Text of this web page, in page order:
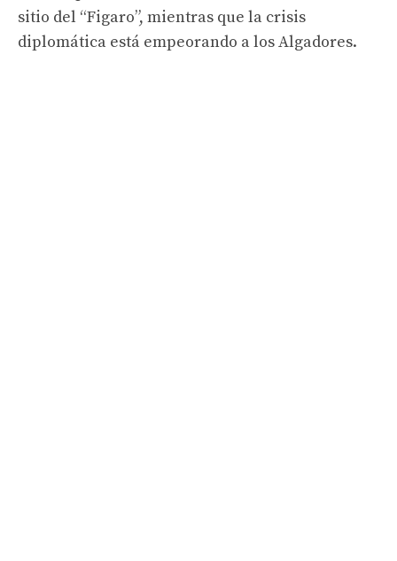
sitio del “Figaro”, mientras que la crisis
diplomática está empeorando a los Algadores.